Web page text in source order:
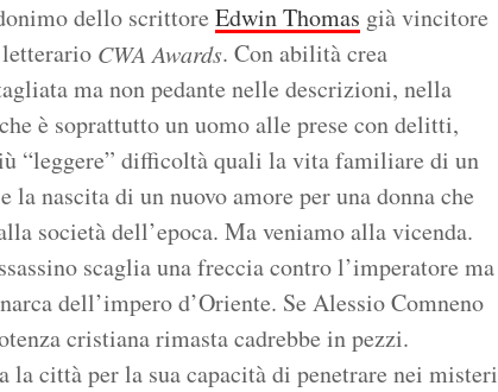
dello scrittore Edwin Thomas già vincitore
CWA Awards. Con abilità crea
ma non pedante nelle descrizioni, nella
è soprattutto un uomo alle prese con delitti,
“leggere” difficoltà quali la vita familiare di un
nascita di un nuovo amore per una donna che
società dell’epoca. Ma veniamo alla vicenda.
scaglia una freccia contro l’imperatore ma
dell’impero d’Oriente. Se Alessio Comneno
cristiana rimasta cadrebbe in pezzi.
la città per la sua capacità di penetrare nei misteri